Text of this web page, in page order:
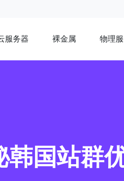
服务器 裸金属 物理
韩国站群